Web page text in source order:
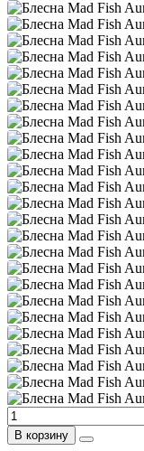
В корзину